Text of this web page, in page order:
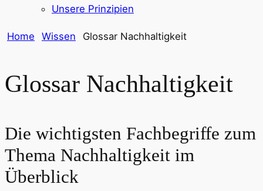
Unsere Prinzipien
Home Wissen Glossar Nachhaltigkeit
Glossar Nachhaltigkeit
Die wichtigsten Fachbegriffe zum
Thema Nachhaltigkeit im
Überblick